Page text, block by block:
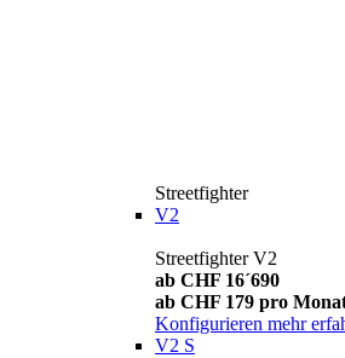
Streetfighter
V2
Streetfighter V2
ab CHF 16´690
ab CHF 179 pro
Konfigurieren mehr
V2 S